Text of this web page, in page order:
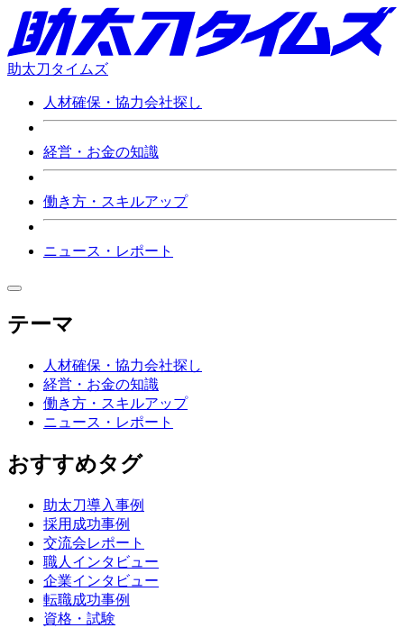
助太刀タイムズ
人材確保・協力会社探し
経営・お金の知識
働き方・スキルアップ
ニュース・レポート
テーマ
人材確保・協力会社探し
経営・お金の知識
働き方・スキルアップ
ニュース・レポート
おすすめタグ
助太刀導入事例
採用成功事例
交流会レポート
職人インタビュー
企業インタビュー
転職成功事例
資格・試験